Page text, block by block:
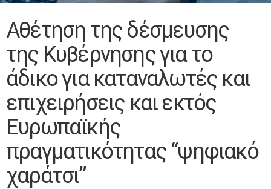
Αθέτηση της δέσμευσης
της Κυβέρνησης για το
άδικο για καταναλωτές και
επιχειρήσεις και εκτός
Ευρωπαϊκής
πραγματικότητας “ψηφιακό
χαράτσι”